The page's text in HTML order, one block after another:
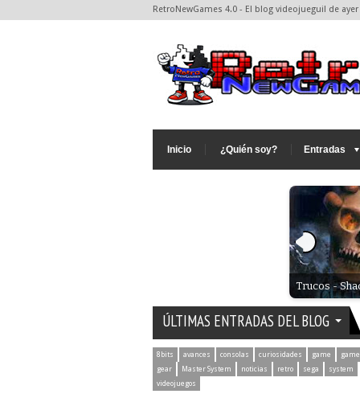
RetroNewGames 4.0 - El blog videojueguil de ayer
Inicio ¿Quién soy? Entradas
Trucos -
ÚLTIMAS ENTRADAS DEL BLOG
8bits avances consolas curiosidades game
gear
Master System noticias retro sega
system
videojuegos